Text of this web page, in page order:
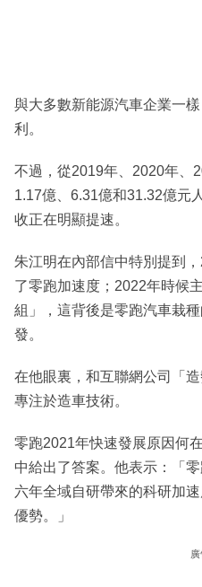
與大多數新能源汽車企業一
利。
不過，從2019年、2020年、
1.17億、6.31億和31.32億元
收正在明顯提速。
朱江明在內部信中特別提到
了零跑加速度；2022年時候
組」，這背後是零跑汽車栽
發。
在他眼裏，和互聯網公司「
專注於造車技術。
零跑2021年快速發展原因何
中給出了答案。他表示：「
六年全域自研帶來的科研加
優勢。」